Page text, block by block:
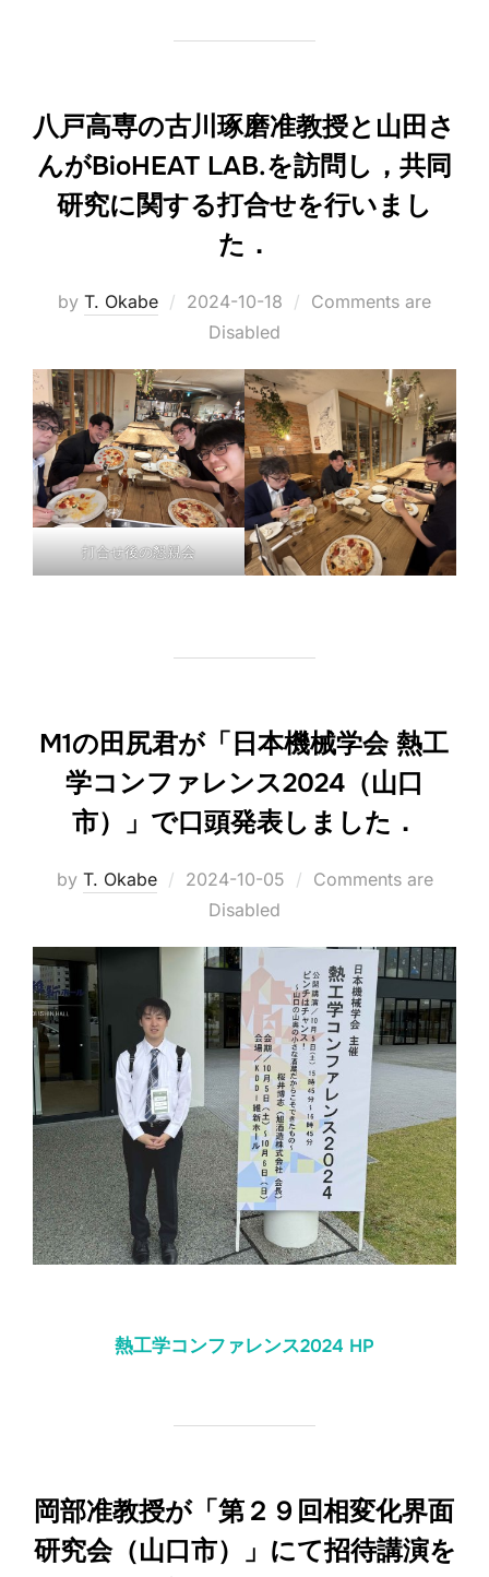
八戸高専の古川琢磨准教授と山田さ
んがBioHEAT LAB.を訪問し，共同
研究に関する打合せを行いまし
た．
by T. Okabe
Posted
2024-10-18
Comments are
Disabled
打合せ後の懇親会
M1の田尻君が「日本機械学会 熱工
学コンファレンス2024（山口
市）」で口頭発表しました．
by T. Okabe
Posted
2024-10-05
Comments are
Disabled
熱工学コンファレンス2024 HP
岡部准教授が「第２９回相変化界面
研究会（山口市）」にて招待講演を